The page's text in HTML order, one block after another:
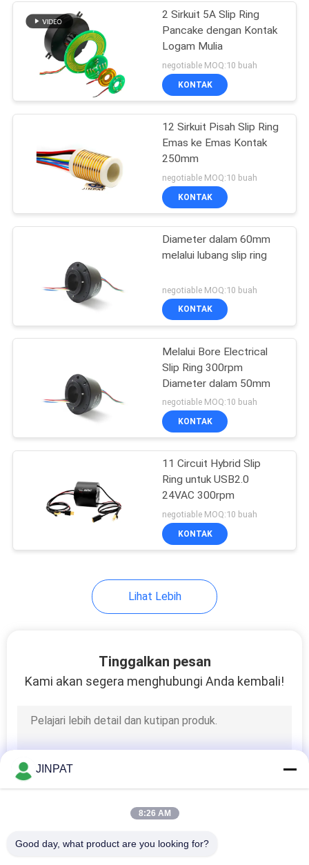
Slip Ring Frekuensi
Tinggi
Melalui Lubang Slip
Ring
153
Cincin Slip Terpisah
Cincin Slip Pancake
Cincin Slip Arus
Komponen Slip Ring
2 Sirkuit 5A Slip Ring
Pancake dengan Kontak
Logam Mulia
negotiable MOQ:10 buah
KONTAK
12 Sirkuit Pisah Slip Ring
Emas ke Emas Kontak
250mm
negotiable MOQ:10 buah
KONTAK
Diameter dalam 60mm
melalui lubang slip ring
negotiable MOQ:10 buah
KONTAK
Melalui Bore Electrical
Slip Ring 300rpm
Diameter dalam 50mm
negotiable MOQ:10 buah
KONTAK
11 Circuit Hybrid Slip
Ring untuk USB2.0
24VAC 300rpm
negotiable MOQ:10 buah
KONTAK
Lihat Lebih
Tinggalkan pesan
Kami akan segera menghubungi Anda kembali!
JINPAT
8:26 AM
Good day, what product are you looking for?